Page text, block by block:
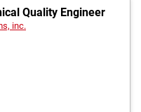
Quality Engineer
inc.